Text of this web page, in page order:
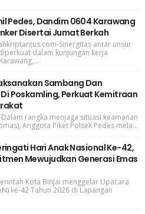
Pedes, Dandim 0604 Karawang
Disertai Jumat Berkah
Sinergitas antar unsur
dalam kunjungan kerja
Sambang Dan
Poskamling, Perkuat Kemitraan
rangka menjaga situasi keamanan
Anggota Piket Polsek Pedes mela...
Hari Anak Nasional Ke-42,
Mewujudkan Generasi Emas
Kota Binjai menggelar Upacara
ke-42 Tahun 2026 di Lapangan